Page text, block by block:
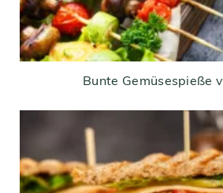
Bunte Gemüsespieße